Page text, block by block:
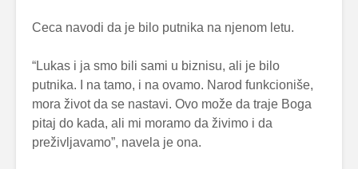
Ceca navodi da je bilo putnika na njenom letu.
“Lukas i ja smo bili sami u biznisu, ali je bilo
putnika. I na tamo, i na ovamo. Narod funkcioniše,
mora život da se nastavi. Ovo može da traje Boga
pitaj do kada, ali mi moramo da živimo i da
preživljavamo”, navela je ona.